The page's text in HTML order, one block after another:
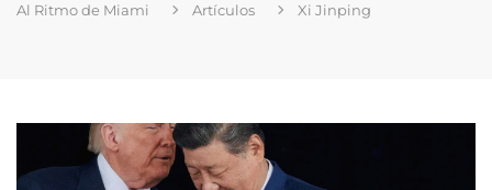
Al Ritmo de Miami Artículos Xi Jinping